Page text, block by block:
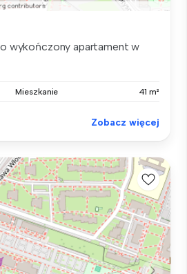
wykończony apartament w
Mieszkanie 41 m²
Zobacz więcej